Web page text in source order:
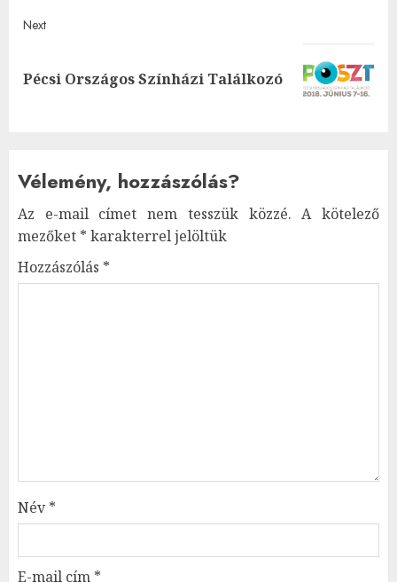
Next
Next
Pécsi Országos Színházi Találkozó
Vélemény, hozzászólás?
Az e-mail címet nem tesszük közzé. A kötelező
mezőket * karakterrel jelöltük
Hozzászólás *
Név*
E-mail cím *